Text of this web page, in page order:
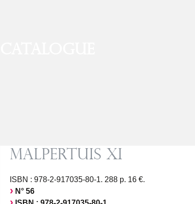
Malpertuis XI
ISBN : 978-2-917035-80-1. 288 p. 16 €.
N° 56